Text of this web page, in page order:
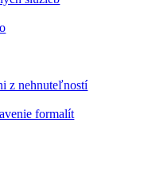
z nehnuteľností
formalít